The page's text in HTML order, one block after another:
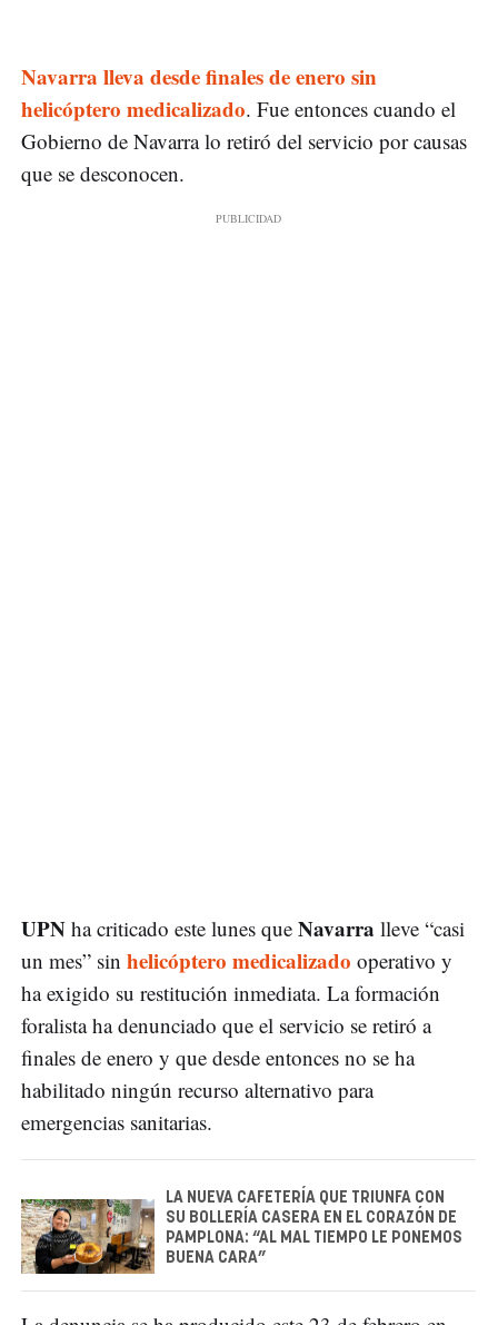
Navarra lleva desde finales de enero sin
helicóptero medicalizado. Fue entonces cuando el
Gobierno de Navarra lo retiró del servicio por causas
que se desconocen.
UPN ha criticado este lunes que Navarra lleve “casi
un mes” sin helicóptero medicalizado operativo y
ha exigido su restitución inmediata. La formación
foralista ha denunciado que el servicio se retiró a
finales de enero y que desde entonces no se ha
habilitado ningún recurso alternativo para
emergencias sanitarias.
LA NUEVA CAFETERÍA QUE TRIUNFA CON
SU BOLLERÍA CASERA EN EL CORAZÓN DE
PAMPLONA: “AL MAL TIEMPO LE PONEMOS
BUENA CARA”